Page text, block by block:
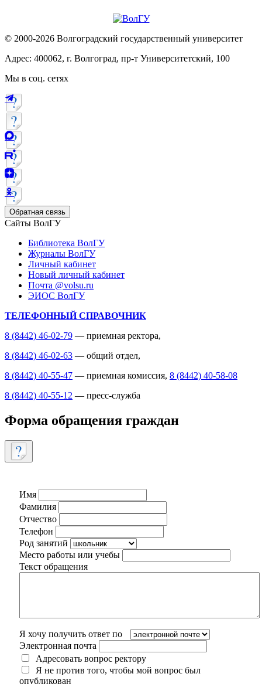
© 2000-2026 Волгоградский государственный университет
Адрес: 400062, г. Волгоград, пр-т Университетский, 100
Мы в соц. сетях
Обратная связь
Сайты ВолГУ
Библиотека ВолГУ
Журналы ВолГУ
Личный кабинет
Новый личный кабинет
Почта @volsu.ru
ЭИОС ВолГУ
ТЕЛЕФОННЫЙ СПРАВОЧНИК
8 (8442) 46-02-79 — приемная ректора,
8 (8442) 46-02-63 — общий отдел,
8 (8442) 40-55-47 — приемная комиссия, 8 (8442) 40-58-08
8 (8442) 40-55-12 — пресс-служба
Форма обращения граждан
Имя
Фамилия
Отчество
Телефон
Род занятий
Место работы или учебы
Текст обращения
Я хочу получить ответ по
Электронная почта
Адресовать вопрос ректору
Я не против того, чтобы мой вопрос был
опубликован